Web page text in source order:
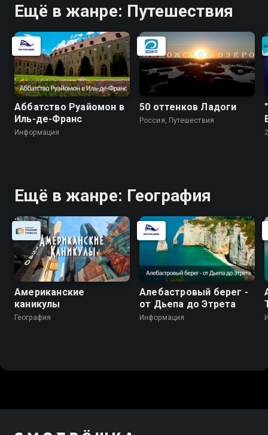
Ещё в жанре: Путешествия
Аббатство Руайомон в
Иль-де-Франс
Информация
50 оттенков Ладоги
Россия, Путешествия
Ещё в жанре: География
Американские
каникулы
География
Алебастровый берег -
от Дьепа до Этрета
Информация